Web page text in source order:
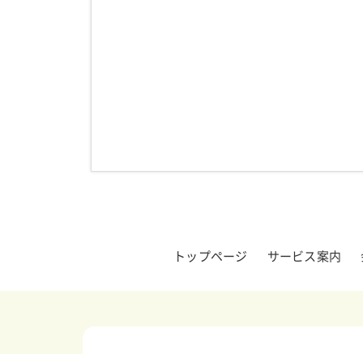
トップページ サービス案内